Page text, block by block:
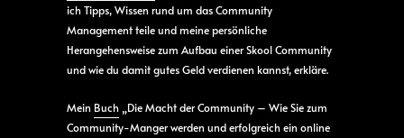
ich Tipps, Wissen rund um das Community
Management teile und meine persönliche
Herangehensweise zum Aufbau einer Skool Community
und wie du damit gutes Geld verdienen kannst, erkläre.
Mein Buch „Die Macht der Community – Wie Sie zum
Community-Manger werden und erfolgreich ein online